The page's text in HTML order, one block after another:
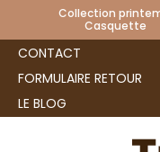
Collection
CONTACT
FORMULAIRE RETOUR
LE BLOG